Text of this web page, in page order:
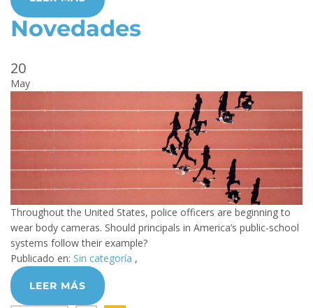
Novedades
20
May
Throughout the United States, police officers are beginning to
wear body cameras. Should principals in America’s public-school
systems follow their example?
Publicado en: Sin categoría ,
LEER MÁS